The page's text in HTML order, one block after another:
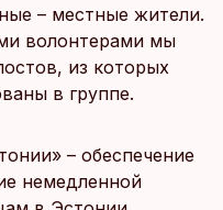
– местные жители.
волонтерами мы
из которых
в группе.
– обеспечение
немедленной